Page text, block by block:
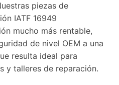
piezas de
IATF 16949
mucho más rentable,
de nivel OEM a una
resulta ideal para
y talleres de reparación.